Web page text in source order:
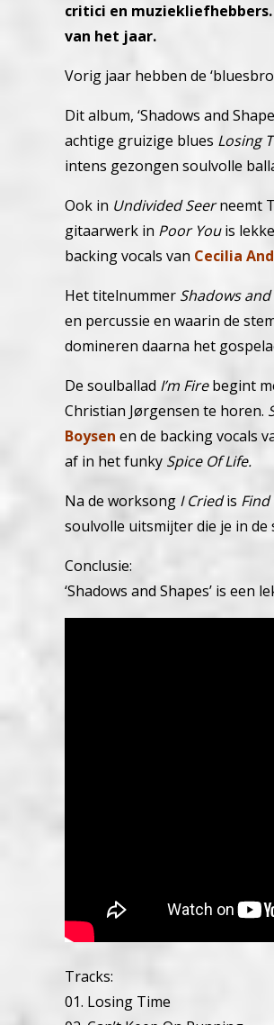
critici en
van het jaar.
Vorig jaar hebben de
Dit album, ‘Shadows and
achtige gruizige blues Losing
intens gezongen soulvolle
Ook in Undivided Seerneemt
gitaarwerk in Poor Youis
backing vocals van Cecilia
Het titelnummer Shadows
en percussie en waarin de
domineren daarna het
De soulballad I’m Firebegint
Christian Jørgensen te horen.
Boysen en de backing vocals
af in het funky Spice Of Life.
Na de worksong I Criedis Find
soulvolle uitsmijter die je in de
Conclusie:
‘Shadows and Shapes’ is
Tracks:
01. Losing Time